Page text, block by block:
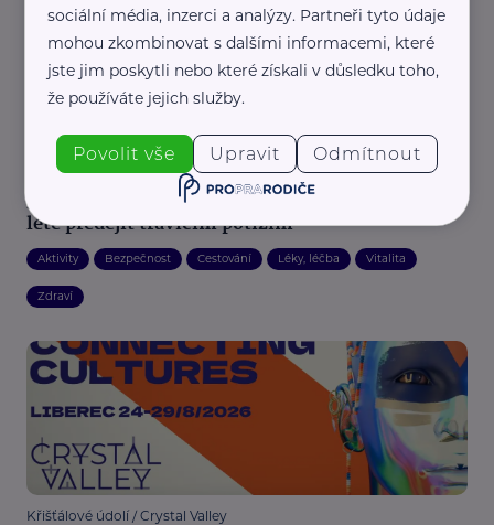
MaVe PR
Kostka ledu v nápoji nebo neumyté ruce: Jak v
létě předejít trávicím potížím
Aktivity Bezpečnost Cestování Léky, léčba Vitalita
Zdraví
Křišťálové údolí / Crystal Valley
sociální média, inzerci a analýzy. Partneři tyto údaje
mohou zkombinovat s dalšími informacemi, které
jste jim poskytli nebo které získali v důsledku toho,
že používáte jejich služby.
Povolit vše Upravit Odmítnout